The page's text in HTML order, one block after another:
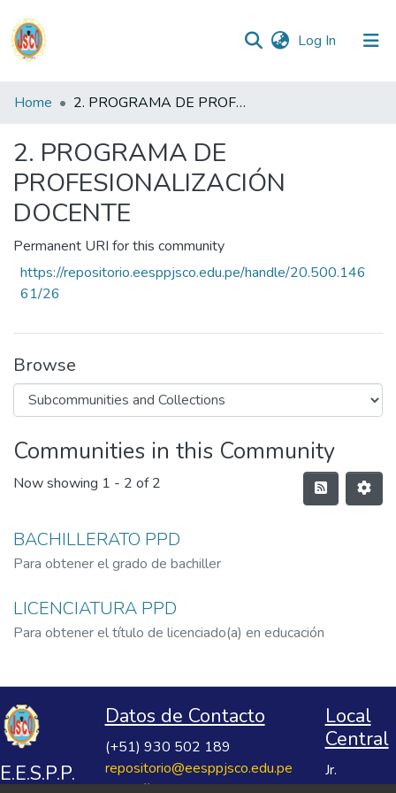
Log In (current)
Communities
Collections
All of DSpace
Statistics
Reglamento
Manuales
Home 2. PROGRAMA DE PROFESIONALIZACIÓN DOCENTE
2. PROGRAMA DE
PROFESIONALIZACIÓN
DOCENTE
Permanent URI for this community
https://repositorio.eesppjsco.edu.pe/handle/20.500.146
61/26
Browse
Communities in this Community
Now showing 1 - 2 of 2
BACHILLERATO PPD
Para obtener el grado de bachiller
LICENCIATURA PPD
Para obtener el título de licenciado(a) en educación
E.E.S.P.P.
Datos de Contacto
(+51) 930 502 189
repositorio@eesppjsco.edu.pe
Local
Central
Jr.